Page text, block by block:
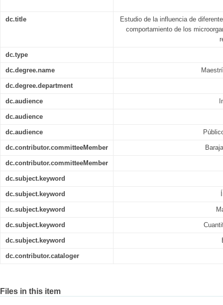
dc.title
Estudio de la influencia de
comportamiento de los
dc.type
dc.degree.name
dc.degree.department
dc.audience
dc.audience
dc.audience
dc.contributor.committeeMember
dc.contributor.committeeMember
dc.subject.keyword
dc.subject.keyword
dc.subject.keyword
dc.subject.keyword
dc.subject.keyword
dc.contributor.cataloger
Files in this item